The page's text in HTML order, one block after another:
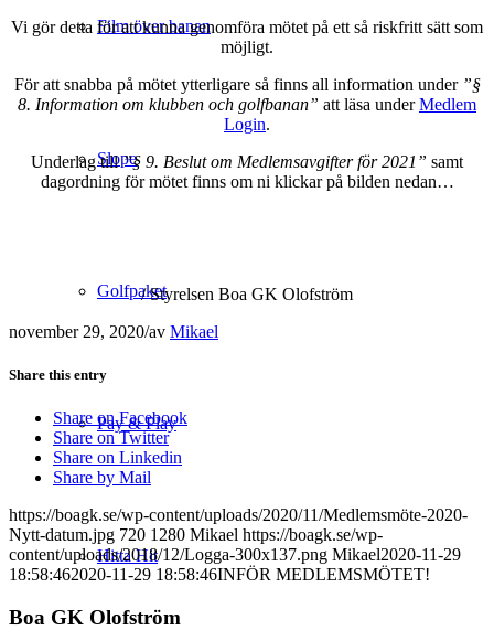
Film över banan
Slope
Golfpaket
Pay & Play
Hitta Hit
Vi gör detta för att kunna genomföra mötet på ett så riskfritt sätt som
möjligt.
För att snabba på mötet ytterligare så finns all information under ”§
8. Information om klubben och golfbanan” att läsa underMedlem
Login.
Underlag till”§ 9. Beslut om Medlemsavgifter för 2021” samt
dagordning för mötet finns om ni klickar på bilden nedan…
/ Styrelsen Boa GK Olofström
november 29, 2020/av Mikael
Share this entry
Share on Facebook
Share on Twitter
Share on Linkedin
Share by Mail
https://boagk.se/wp-content/uploads/2020/11/Medlemsmöte-2020-
Nytt-datum.jpg 720 1280 Mikael https://boagk.se/wp-
content/uploads/2018/12/Logga-300x137.png Mikael2020-11-29
18:58:462020-11-29 18:58:46INFÖR MEDLEMSMÖTET!
Boa GK Olofström